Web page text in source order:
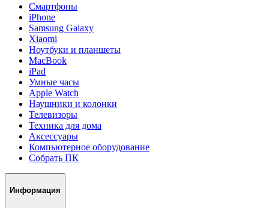
Смартфоны
iPhone
Samsung Galaxy
Xiaomi
Ноутбуки и планшеты
MacBook
iPad
Умные часы
Apple Watch
Наушники и колонки
Телевизоры
Техника для дома
Аксессуары
Компьютерное оборудование
Собрать ПК
Информация